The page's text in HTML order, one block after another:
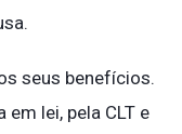
seus benefícios.
lei, pela CLT e